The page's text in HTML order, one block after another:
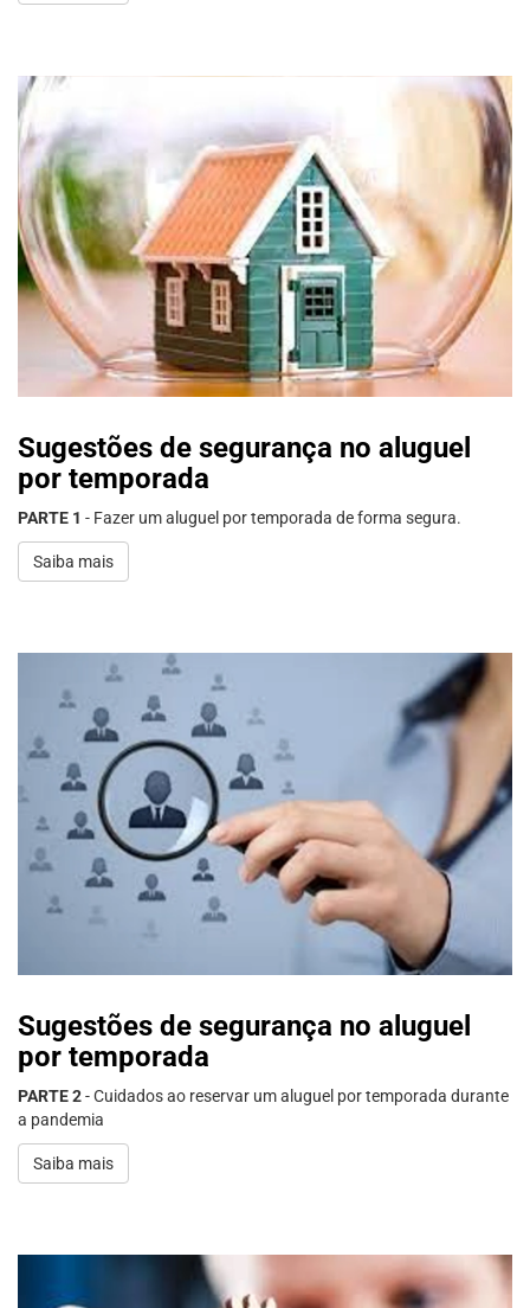
Sugestões de segurança no aluguel
por temporada
PARTE 1 - Fazer um aluguel por temporada de forma segura.
Saiba mais
Sugestões de segurança no aluguel
por temporada
PARTE 2- Cuidados ao reservar um aluguel por temporada durante
a pandemia
Saiba mais